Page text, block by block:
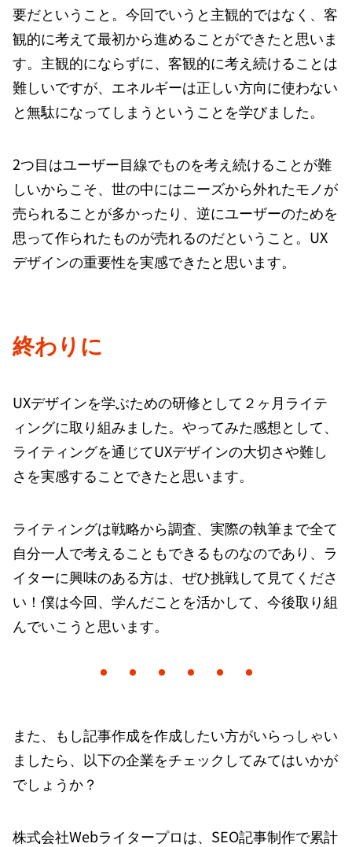
要だということ。今回でいうと主観的ではなく、客
観的に考えて最初から進めることができたと思いま
す。主観的にならずに、客観的に考え続けることは
難しいですが、エネルギーは正しい方向に使わない
と無駄になってしまうということを学びました。
2つ目はユーザー目線でものを考え続けることが難
しいからこそ、世の中にはニーズから外れたモノが
売られることが多かったり、逆にユーザーのためを
思って作られたものが売れるのだということ。UX
デザインの重要性を実感できたと思います。
終わりに
UXデザインを学ぶための研修として２ヶ月ライテ
ィングに取り組みました。やってみた感想として、
ライティングを通じてUXデザインの大切さや難し
さを実感することできたと思います。
ライティングは戦略から調査、実際の執筆まで全て
自分一人で考えることもできるものなのであり、ラ
イターに興味のある方は、ぜひ挑戦して見てくださ
い！僕は今回、学んだことを活かして、今後取り組
んでいこうと思います。
また、もし記事作成を作成したい方がいらっしゃい
ましたら、以下の企業をチェックしてみてはいかが
でしょうか？
株式会社Webライタープロは、SEO記事制作で累計